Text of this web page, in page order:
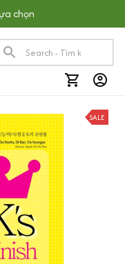
chọn
SALE